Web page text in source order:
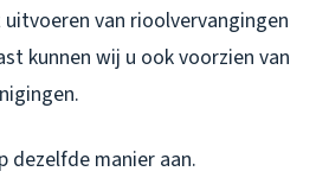
van rioolvervangingen
kunnen wij u ook voorzien van
dezelfde manier aan.